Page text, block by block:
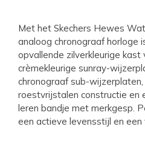
Met het Skechers Hewes
analoog chronograaf horloge
opvallende zilverkleurige kast
crèmekleurige sunray-
chronograaf sub-wijzerplaten,
roestvrijstalen constructie en
leren bandje met merkgesp.
een actieve levensstijl en een